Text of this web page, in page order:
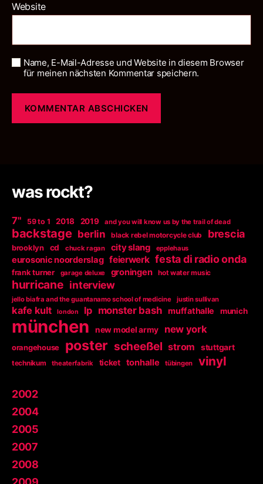
Website
Name, E-Mail-Adresse und Website in diesem Browser
für meinen nächsten Kommentar speichern.
was rockt?
7" 59 to 1 2018 2019 and you will know us by the trail of dead
backstage berlin black rebel motorcycle club brescia
brooklyn cd chuck ragan city slang epplehaus
eurosonic noorderslag feierwerk festa di radio onda
frank turner garage deluxe groningen hot water music
hurricane interview
jello biafra and the guantanamo school of medicine justin sullivan
kafe kult london lp monster bash muffathalle munich
münchen new model army new york
orangehouse poster scheeßel strom stuttgart
technikum theaterfabrik ticket tonhalle tübingen vinyl
2002
2004
2005
2007
2008